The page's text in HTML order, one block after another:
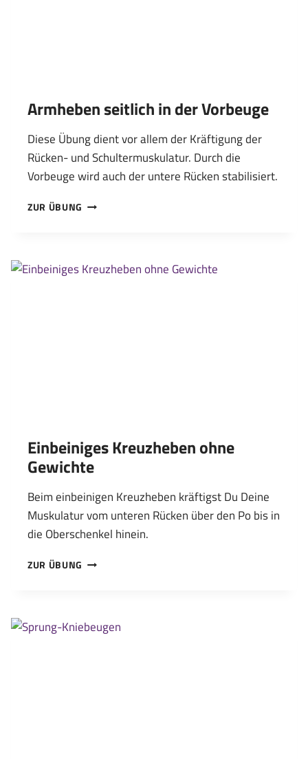
Armheben seitlich in der Vorbeuge
Diese Übung dient vor allem der Kräftigung der
Rücken- und Schultermuskulatur. Durch die
Vorbeuge wird auch der untere Rücken stabilisiert.
ZUR ÜBUNG ARMHEBEN
VORBEUGE
Einbeiniges Kreuzheben ohne
Gewichte
Beim einbeinigen Kreuzheben kräftigst Du Deine
Muskulatur vom unteren Rücken über den Po bis in
die Oberschenkel hinein.
ZUR ÜBUNG EINBEINIGES